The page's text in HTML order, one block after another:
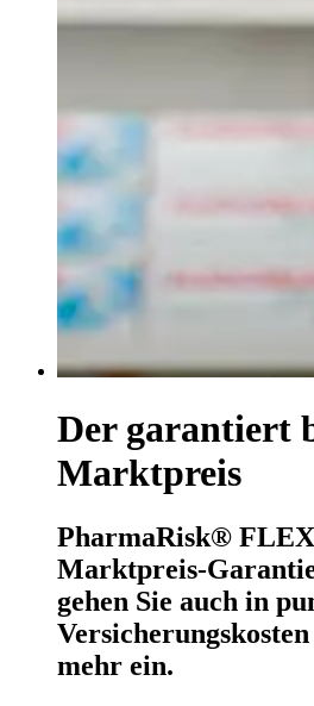
Der garantiert
Marktpreis
PharmaRisk®
Marktpreis-
gehen Sie auch in
mehr ein.